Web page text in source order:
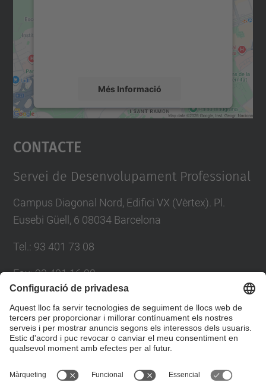
Més Informació
Accepta
powered by
Contacte
Servei de Desenvolupament Professional
Campus Diagonal Nord, Edifici VX (Vèrtex). Pl.
Eusebi Güell, 6 08034 Barcelona
Tel. : 93 401 73 08
Fax:93 401 16 22
Directori UPC
Formulari de contacte